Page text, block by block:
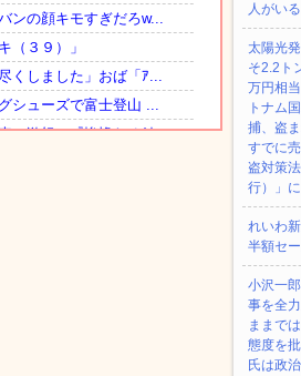
人がいる
太陽光
そ2.2ト
万円相
トナム
捕、盗
すでに
盗対策
行）」
れいわ
半額セ
小沢一
事を全
ままで
態度を
氏は政